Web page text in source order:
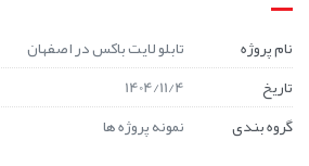
نام پروژه
تابلو لایت باکس در اصفهان
تاریخ
1404/11/4
گروه بندی
نمونه پروژه ها